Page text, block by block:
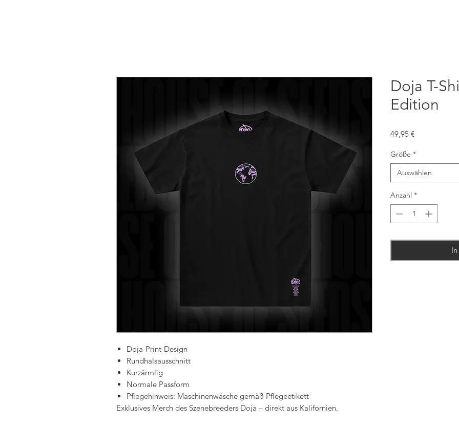
Doja-Print-Design
Rundhalsausschnitt
Kurzärmlig
Normale Passform
Pflegehinweis: Maschinenwäsche gemäß Pflegeetikett
Exklusives Merch des Szenebreeders Doja – direkt aus Kalifornien.
Doja T-
Edition
49,95 €Preis
Größe *
Auswählen
Anzahl *